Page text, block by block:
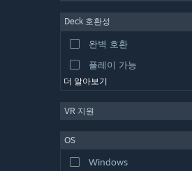
동영상 제작
사진 편집
Deck 호환성
완벽 호환
플레이 가능
더 알아보기
VR 지원
OS
Windows